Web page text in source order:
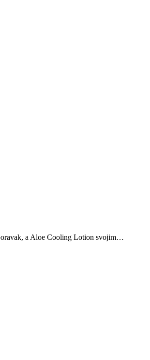
a Aloe Cooling Lotion svojim…